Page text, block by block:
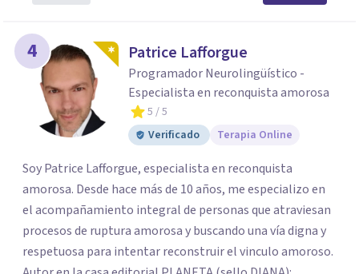
4 Patrice Lafforgue
Programador Neurolingüístico -
Especialista en reconquista amorosa
5 / 5
Verificado
Terapia Online
Soy Patrice Lafforgue, especialista en reconquista
amorosa. Desde hace más de 10 años, me especializo en
el acompañamiento integral de personas que atraviesan
procesos de ruptura amorosa y buscando una vía digna y
respetuosa para intentar reconstruir el vinculo amoroso.